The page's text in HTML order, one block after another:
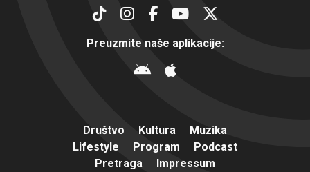
Preuzmite naše aplikacije:
Društvo Kultura
Muzika
Lifestyle
Program
Podcast
Pretraga
Impressum